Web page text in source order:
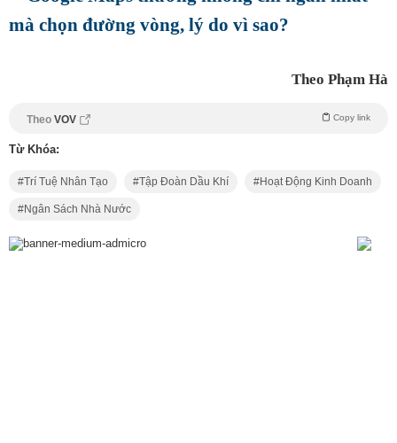
mà chọn đường vòng, lý do vì sao?
Theo Phạm Hà
Theo VOV Copy link
Từ Khóa:
Trí Tuệ Nhân Tạo Tập Đoàn Dầu Khí Hoạt Động Kinh Doanh
Ngân Sách Nhà Nước